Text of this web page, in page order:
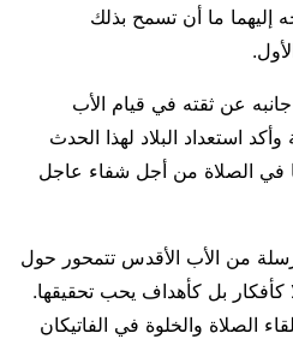
إليهما ما أن تسمح بذلك
عن ثقته في قيام الأب
استعداد البلاد لهذا الحدث
في الصلاة من أجل شفاء عاجل
رسلة من الأب الأقدس تتمحور حول
كأفكار بل كأهداف يحب تحقيقها.
الصلاة والخلوة في الفاتيكان